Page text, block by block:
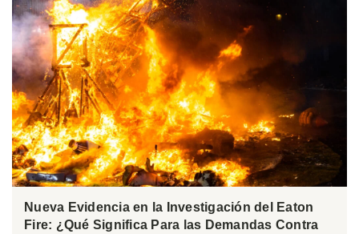
Nueva Evidencia en la Investigación del Eaton
Fire: ¿Qué Significa Para las Demandas Contra